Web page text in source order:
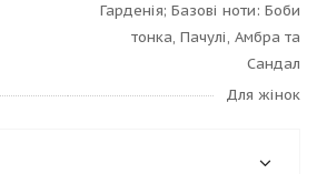
Гарденія; Базові ноти: Боби
тонка, Пачулі, Амбра та
Сандал
Для жінок